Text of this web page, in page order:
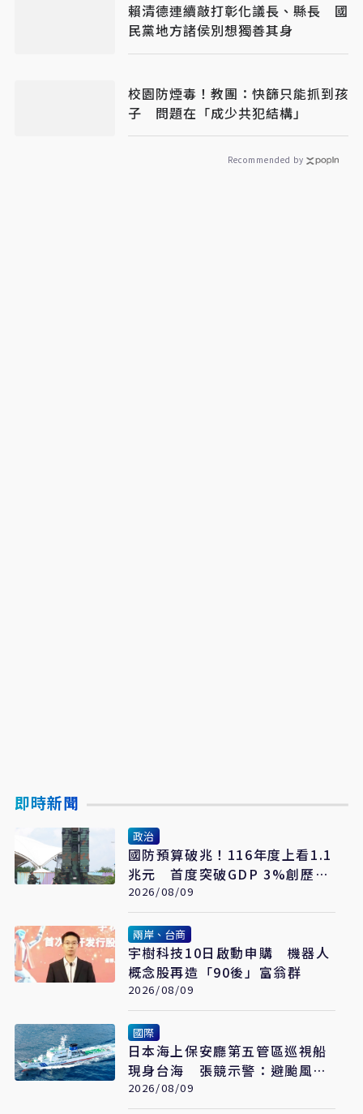
賴清德連續敲打彰化議長、縣長 國
民黨地方諸侯別想獨善其身
校園防煙毒！教團：快篩只能抓到孩
子 問題在「成少共犯結構」
Recommended by
即時新聞
政治
國防預算破兆！116年度上看1.1
兆元 首度突破GDP 3%創歷史
新高
2026/08/09
兩岸、台商
宇樹科技10日啟動申購 機器人
概念股再造「90後」富翁群
2026/08/09
國際
日本海上保安廳第五管區巡視船
現身台海 張競示警：避颱風也
要關注航行動向
2026/08/09